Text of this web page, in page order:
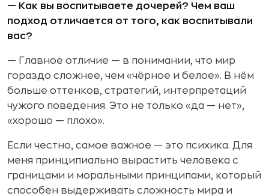
— Как вы воспитываете дочерей? Чем ваш
подход отличается от того, как воспитывали
вас?
— Главное отличие — в понимании, что мир
гораздо сложнее, чем «чёрное и белое». В нём
больше оттенков, стратегий, интерпретаций
чужого поведения. Это не только «да — нет»,
«хорошо — плохо».
Если честно, самое важное — это психика. Для
меня принципиально вырастить человека с
границами и моральными принципами, который
способен выдерживать сложность мира и